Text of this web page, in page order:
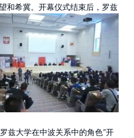
和希冀。开幕仪式结束后，罗兹
兹大学在中波关系中的角色”开